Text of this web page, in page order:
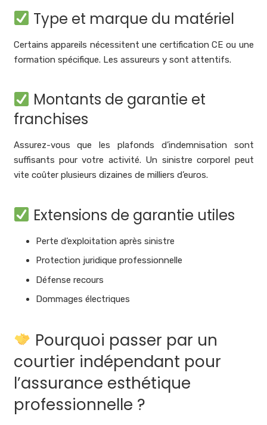
Type et marque du matériel
Certains appareils nécessitent une certification CE ou une
formation spécifique. Les assureurs y sont attentifs.
Montants de garantie et
franchises
Assurez-vous que les plafonds d’indemnisation sont
suffisants pour votre activité. Un sinistre corporel peut
vite coûter plusieurs dizaines de milliers d’euros.
Extensions de garantie utiles
Perte d’exploitation après sinistre
Protection juridique professionnelle
Défense recours
Dommages électriques
Pourquoi passer par un
courtier indépendant pour
l’assurance esthétique
professionnelle ?